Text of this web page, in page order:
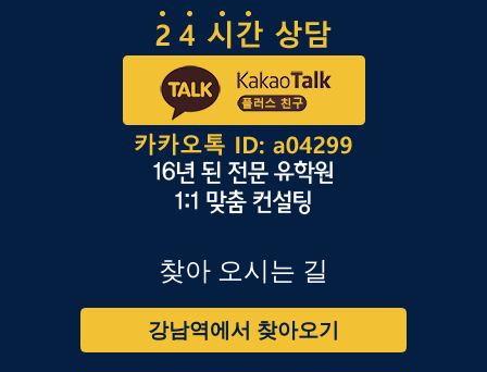
찾아 오시는 길
강남역에서 찾아오기